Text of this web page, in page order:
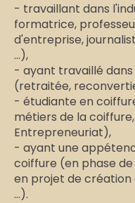
- travaillant dans
formatrice,
d'entreprise,
...),
- ayant travaillé
(retraitée,
- étudiante en coiffure
métiers de la
Entrepreneuriat),
- ayant une
coiffure (en phase
en projet de
...).